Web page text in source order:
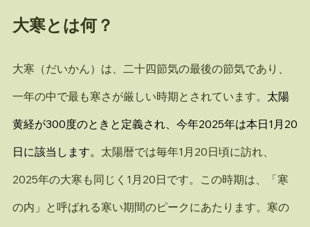
大寒とは何？
大寒（だいかん）は、二十四節気の最後の節気であり、
一年の中で最も寒さが厳しい時期とされています。 太陽
黄経が300度のときと定義され、今年2025年は本日1月20
日に該当します。 太陽暦では毎年1月20日頃に訪れ、
2025年の大寒も同じく1月20日です。この時期は、「寒
の内」と呼ばれる寒い期間のピークにあたります。寒の